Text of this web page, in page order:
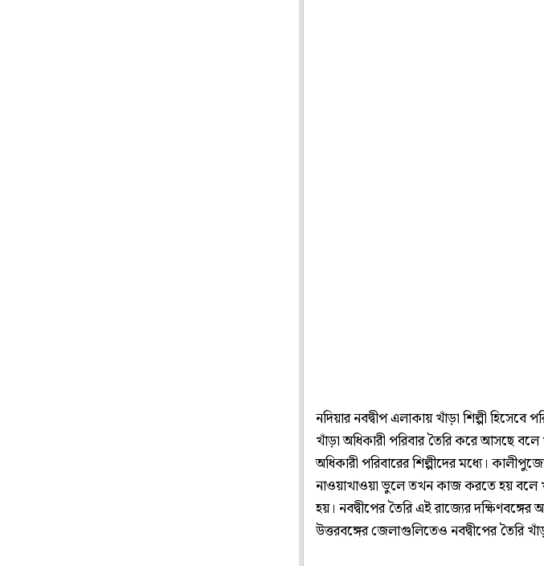
নদিয়ার নবদ্বীপ এলাকায় খাঁড়া শিল্পী
খাঁড়া অধিকারী পরিবার তৈরি করে আসছে
অধিকারী পরিবারের শিল্পীদের মধ্যে।
নাওয়াখাওয়া ভুলে তখন কাজ করতে হয় বলে
হয়। নবদ্বীপের তৈরি এই রাজ্যের
উত্তরবঙ্গের জেলাগুলিতেও নবদ্বীপের তৈরি